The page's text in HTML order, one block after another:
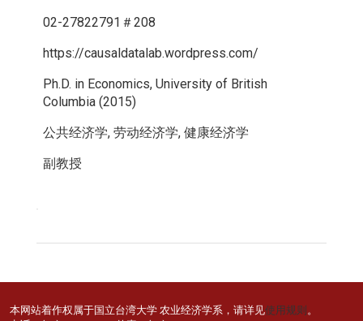
02-27822791＃208
https://causaldatalab.wordpress.com/
Ph.D. in Economics, University of British
Columbia (2015)
公共经济学, 劳动经济学, 健康经济学
副教授
本网站着作权属于国立台湾大学 农业经济学系，请详见使用规则 。